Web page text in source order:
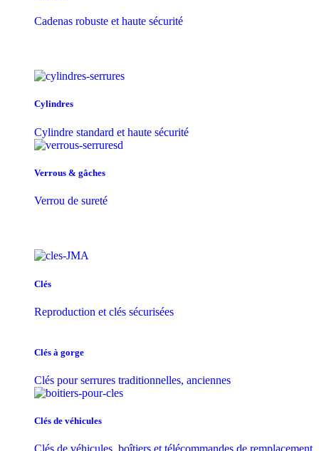
Cadenas robuste et haute sécurité
Cylindres
Cylindre standard et haute sécurité
Verrous & gâches
Verrou de sureté
Clés
Reproduction et clés sécurisées
Clés à gorge
Clés pour serrures traditionnelles, anciennes
Clés de véhicules